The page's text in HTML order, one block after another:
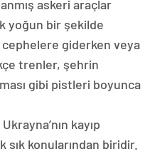
askeri araçlar
yoğun bir şekilde
giderken veya
trenler, şehrin
gibi pistleri boyunca
kayıp
konularından biridir.